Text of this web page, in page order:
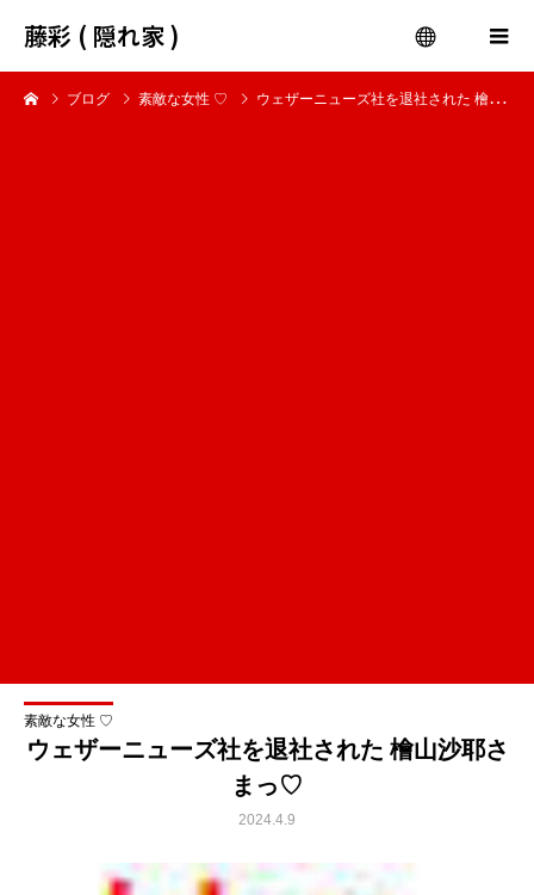
藤彩 ( 隠れ家 )
menu
ブログ 素敵な女性 ♡ ウェザーニューズ社を退社された 檜山沙耶さまっ♡
素敵な女性 ♡
ウェザーニューズ社を退社された 檜山沙耶さ
まっ♡
2024.4.9